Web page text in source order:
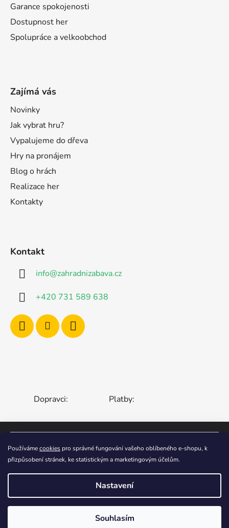
Používámecookies pro správné fungování vašeho oblíbeného e-shopu, k
přizpůsobení stránek, ke statistickým a marketingovým účelům.
Nastavení
Souhlasím
Garance spokojenosti
Dostupnost her
Spolupráce a velkoobchod
Zajímá vás
Novinky
Jak vybrat hru?
Vypalujeme do dřeva
Hry na pronájem
Blog o hrách
Realizace her
Kontakty
Kontakt
info@zahradnizabava.cz
+420 731 589 638
Dopravci: Platby:
ČESKÁ REPUBLIKA
SLOVENSKO
MAĎARSKO
RUMUNSKO
POLSKO
EVROPSKÁ UNIE
Vytvořil Shoptet
Copyright 2006-2026STOA-Zahradní Zábava